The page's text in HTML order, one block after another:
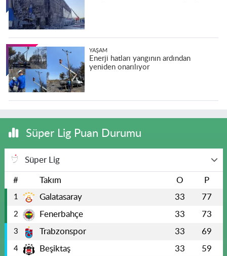
YAŞAM
Enerji hatları yangının ardından
yeniden onarılıyor
Süper Lig Puan Durumu
Süper Lig
# Takım O P
1 Galatasaray 33 77
2 Fenerbahçe 33 73
3 Trabzonspor 33 69
4 Beşiktaş 33 59